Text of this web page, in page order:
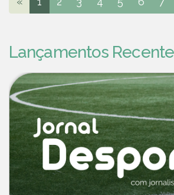
Lançamentos